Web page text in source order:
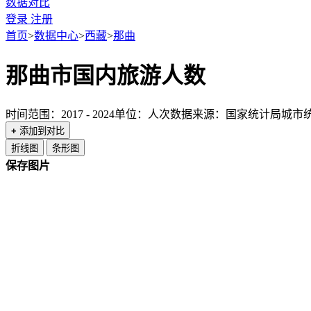
数据对比
登录 注册
首页>数据中心>西藏>那曲
那曲市国内旅游人数
时间范围：2017 - 2024单位：人次数据来源：国家统计局城市
+ 添加到对比
折线图
条形图
保存图片